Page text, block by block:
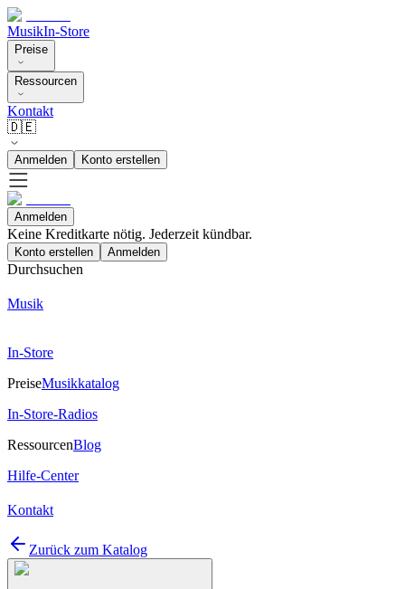
MusikIn-Store
Preise
Ressourcen
Kontakt
🇩🇪
Anmelden Konto erstellen
Anmelden
Keine Kreditkarte nötig. Jederzeit kündbar.
Konto erstellen Anmelden
Durchsuchen
Musik
In-Store
PreiseMusikkatalog
In-Store-Radios
RessourcenBlog
Hilfe-Center
Kontakt
Zurück zum Katalog